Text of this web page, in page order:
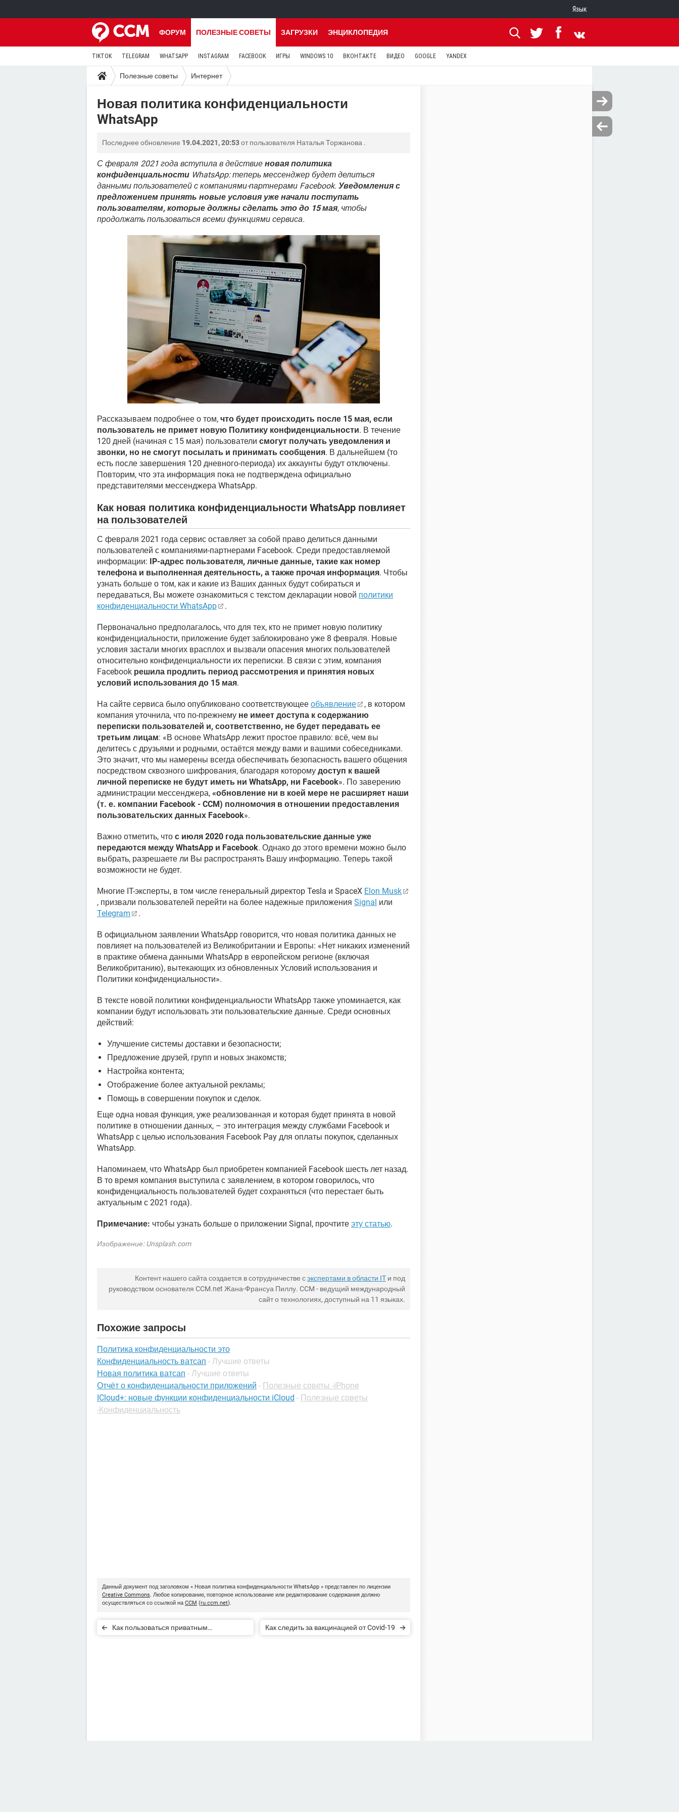
Язык
ФОРУМ ПОЛЕЗНЫЕ СОВЕТЫ ЗАГРУЗКИ ЭНЦИКЛОПЕДИЯ
TIKTOK TELEGRAM WHATSAPP INSTAGRAM FACEBOOK ИГРЫ WINDOWS 10 ВКОНТАКТЕ ВИДЕО GOOGLE YANDEX
Полезные советы Интернет
Новая политика конфиденциальности
WhatsApp
Последнее обновление 19.04.2021, 20:53от пользователя Наталья Торжанова .
С февраля 2021 года вступила в действие новая политика
конфиденциальности WhatsApp: теперь мессенджер будет делиться
данными пользователей с компаниями-партнерами Facebook. Уведомления с
предложением принять новые условия уже начали поступать
пользователям, которые должны сделать это до 15 мая, чтобы
продолжать пользоваться всеми функциями сервиса.
Рассказываем подробнее о том, что будет происходить после 15 мая, если
пользователь не примет новую Политику конфиденциальности. В течение
120 дней (начиная с 15 мая) пользователи смогут получать уведомления и
звонки, но не смогут посылать и принимать сообщения. В дальнейшем (то
есть после завершения 120 дневного-периода) их аккаунты будут отключены.
Повторим, что эта информация пока не подтверждена официально
представителями мессенджера WhatsApp.
Как новая политика конфиденциальности WhatsApp повлияет
на пользователей
С февраля 2021 года сервис оставляет за собой право делиться данными
пользователей с компаниями-партнерами Facebook. Среди предоставляемой
информации: IP-адрес пользователя, личные данные, такие как номер
телефона и выполненная деятельность, а также прочая информация. Чтобы
узнать больше о том, как и какие из Ваших данных будут собираться и
передаваться, Вы можете ознакомиться с текстом декларации новой политики
конфиденциальности WhatsApp
.
Первоначально предполагалось, что для тех, кто не примет новую политику
конфиденциальности, приложение будет заблокировано уже 8 февраля. Новые
условия застали многих врасплох и вызвали опасения многих пользователей
относительно конфиденциальности их переписки. В связи с этим, компания
Facebook решила продлить период рассмотрения и принятия новых
условий использования до 15 мая.
На сайте сервиса было опубликовано соответствующее объявление
, в котором
компания уточнила, что по-прежнему не имеет доступа к содержанию
переписки пользователей и, соответственно, не будет передавать ее
третьим лицам: «В основе WhatsApp лежит простое правило: всё, чем вы
делитесь с друзьями и родными, остаётся между вами и вашими собеседниками.
Это значит, что мы намерены всегда обеспечивать безопасность вашего общения
посредством сквозного шифрования, благодаря которому доступ к вашей
личной переписке не будут иметь ни WhatsApp, ни Facebook». По заверению
администрации мессенджера, «обновление ни в коей мере не расширяет наши
(т. е. компании Facebook - CCM) полномочия в отношении предоставления
пользовательских данных Facebook».
Важно отметить, что с июля 2020 года пользовательские данные уже
передаются между WhatsApp и Facebook. Однако до этого времени можно было
выбрать, разрешаете ли Вы распространять Вашу информацию. Теперь такой
возможности не будет.
Многие IT-эксперты, в том числе генеральный директор Tesla и SpaceX Elon Musk
, призвали пользователей перейти на более надежные приложения Signal или
Telegram
.
В официальном заявлении WhatsApp говорится, что новая политика данных не
повлияет на пользователей из Великобритании и Европы: «Нет никаких изменений
в практике обмена данными WhatsApp в европейском регионе (включая
Великобританию), вытекающих из обновленных Условий использования и
Политики конфиденциальности».
В тексте новой политики конфиденциальности WhatsApp также упоминается, как
компании будут использовать эти пользовательские данные. Среди основных
действий:
Улучшение системы доставки и безопасности;
Предложение друзей, групп и новых знакомств;
Настройка контента;
Отображение более актуальной рекламы;
Помощь в совершении покупок и сделок.
Еще одна новая функция, уже реализованная и которая будет принята в новой
политике в отношении данных, – это интеграция между службами Facebook и
WhatsApp с целью использования Facebook Pay для оплаты покупок, сделанных
WhatsApp.
Напоминаем, что WhatsApp был приобретен компанией Facebook шесть лет назад.
В то время компания выступила с заявлением, в котором говорилось, что
конфиденциальность пользователей будет сохраняться (что перестает быть
актуальным с 2021 года).
Примечание: чтобы узнать больше о приложении Signal, прочтите эту статью.
Изображение: Unsplash.com
Контент нашего сайта создается в сотрудничестве сэкспертами в области IT и под
руководством основателя CCM.net Жана-Франсуа Пиллу. CCM - ведущий международный
сайт о технологиях, доступный на 11 языках.
Похожие запросы
Политика конфиденциальности это
Конфиденциальность ватсап - Лучшие ответы
Новая политика ватсап - Лучшие ответы
Отчёт о конфиденциальности приложений - Полезные советы -iPhone
ICloud+: новые функции конфиденциальности iCloud - Полезные советы
-Конфиденциальность
Данный документ под заголовком « Новая политика конфиденциальности WhatsApp » представлен по лицензии
Creative Commons. Любое копирование, повторное использование или редактирование содержания должно
осуществляться со ссылкой на CCM (ru.ccm.net).
Как пользоваться приватным
Как следить за вакцинацией от Covid-19